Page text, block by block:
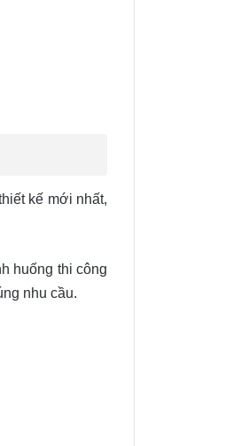
kế mới nhất,
huống thi công
nhu cầu.